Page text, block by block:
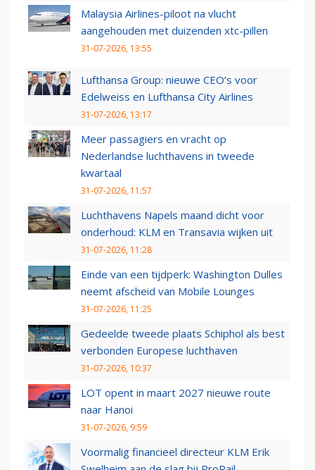
Malaysia Airlines-piloot na vlucht
aangehouden met duizenden xtc-pillen
31-07-2026, 13:55
Lufthansa Group: nieuwe CEO’s voor
Edelweiss en Lufthansa City Airlines
31-07-2026, 13:17
Meer passagiers en vracht op
Nederlandse luchthavens in tweede
kwartaal
31-07-2026, 11:57
Luchthavens Napels maand dicht voor
onderhoud: KLM en Transavia wijken uit
31-07-2026, 11:28
Einde van een tijdperk: Washington Dulles
neemt afscheid van Mobile Lounges
31-07-2026, 11:25
Gedeelde tweede plaats Schiphol als best
verbonden Europese luchthaven
31-07-2026, 10:37
LOT opent in maart 2027 nieuwe route
naar Hanoi
31-07-2026, 9:59
Voormalig financieel directeur KLM Erik